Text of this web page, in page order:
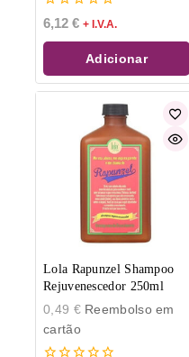
0
de
5
6,12 € + I.V.A.
Adicionar
Lola Rapunzel Shampoo
Rejuvenescedor 250ml
0,49 €Reembolso em
cartão